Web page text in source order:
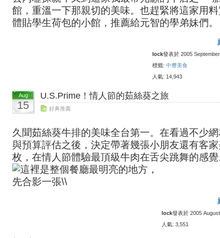
館，重溫一下那親切的美味。也趕緊將這家用
體貼學生荷包的小館，推薦給元智的學弟妹們。
lock發表於 2005
標籤: 中壢美食
人氣: 14,943
Aug
15
U.S.Prime！情人節的茹絲葵之旅
好鼻推薦
久聞茹絲葵牛排的美味全台第一。在看過不少
與預算評估之後，決定帶著幾張小朋友還有客
枚，在情人節體驗最頂級牛肉在舌尖跳舞的感
lock發表於 2005
人氣: 3,551